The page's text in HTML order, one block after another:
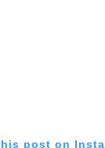
post on